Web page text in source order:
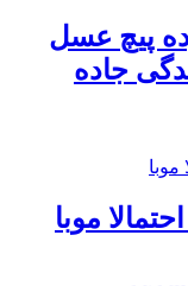
پیچ عسل
جاده